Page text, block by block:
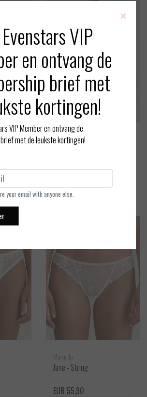
Marie Jo
EUR 96,90
Bekijken
Marie Jo
Jane - String
EUR 55,90
×
VIP
en ontvang de
brief met
kortingen!
VIP Member en ontvang de
met de leukste kortingen!
your email with anyone else.